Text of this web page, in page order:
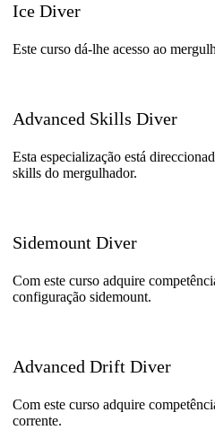
Ice Diver
Este curso dá-lhe acesso ao
Advanced Skills Diver
Esta especialização está
skills do mergulhador.
Sidemount Diver
Com este curso adquire
configuração sidemount.
Advanced Drift Diver
Com este curso adquire
corrente.